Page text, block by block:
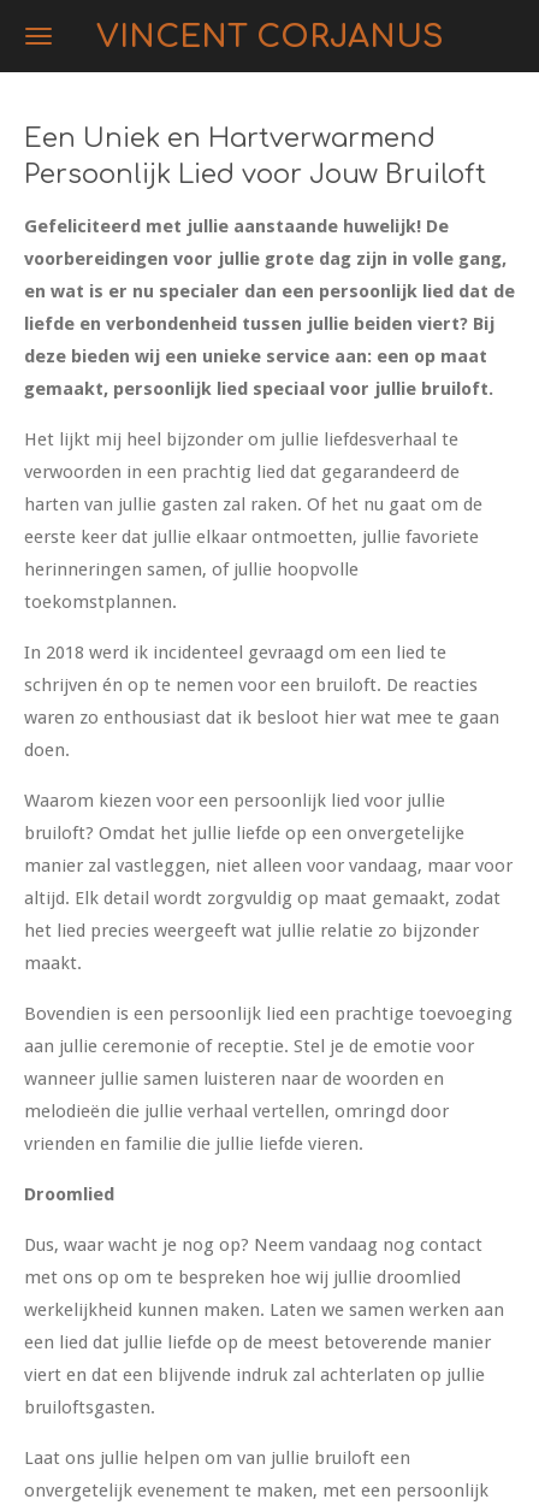
Ga
de
VINCENT CORJANUS
Een Uniek en Hartverwarmend
Persoonlijk Lied voor Jouw Bruiloft
Gefeliciteerd met jullie aanstaande huwelijk! De
voorbereidingen voor jullie grote dag zijn in volle gang,
en wat is er nu specialer dan een persoonlijk lied dat de
liefde en verbondenheid tussen jullie beiden viert? Bij
deze bieden wij een unieke service aan: een op maat
gemaakt, persoonlijk lied speciaal voor jullie bruiloft.
Het lijkt mij heel bijzonder om jullie liefdesverhaal te
verwoorden in een prachtig lied dat gegarandeerd de
harten van jullie gasten zal raken. Of het nu gaat om de
eerste keer dat jullie elkaar ontmoetten, jullie favoriete
herinneringen samen, of jullie hoopvolle
toekomstplannen.
In 2018 werd ik incidenteel gevraagd om een lied te
schrijven én op te nemen voor een bruiloft. De reacties
waren zo enthousiast dat ik besloot hier wat mee te gaan
doen.
Waarom kiezen voor een persoonlijk lied voor jullie
bruiloft? Omdat het jullie liefde op een onvergetelijke
manier zal vastleggen, niet alleen voor vandaag, maar voor
altijd. Elk detail wordt zorgvuldig op maat gemaakt, zodat
het lied precies weergeeft wat jullie relatie zo bijzonder
maakt.
Bovendien is een persoonlijk lied een prachtige toevoeging
aan jullie ceremonie of receptie. Stel je de emotie voor
wanneer jullie samen luisteren naar de woorden en
melodieën die jullie verhaal vertellen, omringd door
vrienden en familie die jullie liefde vieren.
Droomlied
Dus, waar wacht je nog op? Neem vandaag nog contact
met ons op om te bespreken hoe wij jullie droomlied
werkelijkheid kunnen maken. Laten we samen werken aan
een lied dat jullie liefde op de meest betoverende manier
viert en dat een blijvende indruk zal achterlaten op jullie
bruiloftsgasten.
Laat ons jullie helpen om van jullie bruiloft een
onvergetelijk evenement te maken, met een persoonlijk